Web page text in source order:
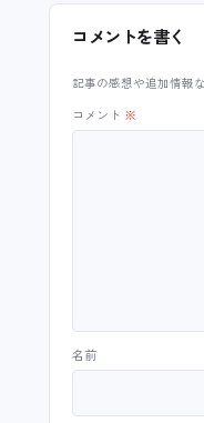
コメントを書く
記事の感想や追加情報
コメント ※
名前